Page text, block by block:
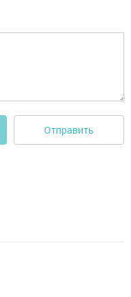
Отправить